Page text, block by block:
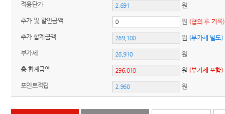
적용단가 원
추가 및 할인금액 원 (협의 후 기록)
추가 합계금액 원 (부가세 별도)
부가세 원
총 합계금액 원 (부가세 포함)
포인트적립 원